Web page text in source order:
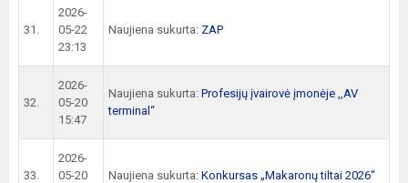
31.
2026-
05-22
23:13
Naujiena sukurta: ZAP
32.
2026-
05-20
15:47
Naujiena sukurta: Profesijų įvairovė įmonėje ,,AV
terminal“
33.
2026-
05-20
Naujiena sukurta: Konkursas „Makaronų tiltai 2026“